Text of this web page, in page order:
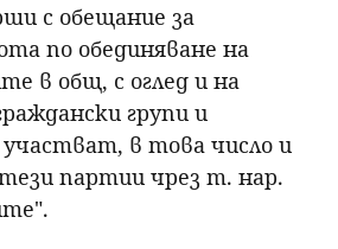
с обещание за
по обединяване на
в общ, с оглед и на
групи и
участват, в това число и
партии чрез т. нар.